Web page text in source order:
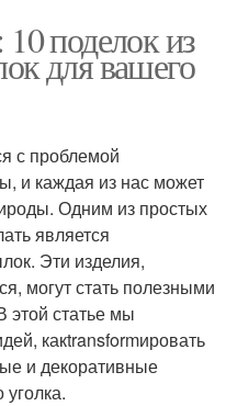
поделок из
для вашего
с проблемой
и каждая из нас может
Одним из простых
является
Эти изделия,
могут стать полезными
этой статье мы
какtransformировать
и декоративные